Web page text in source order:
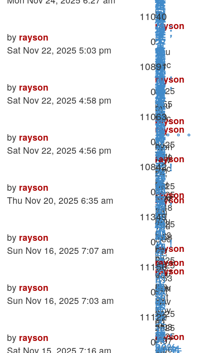
by
rayson
»
Thu
Dec
11,
2025
7:55
pm
孤
僻，
是
社
交
发
展
还
没
跟
上
by
rayson
»
Thu
Dec
11,
2025
7:53
pm
是
心
太
痛
by
rayson
»
Thu
Dec
11,
2025
7:50
pm
一
点
关
系
都
没
有
by
rayson
»
Thu
Dec
11,
2025
7:48
pm
封
信：
下
辈
子，
都
不
会
再
见
了！
by
rayson
»
Thu
Dec
11,
2025
8:57
am
别
撩
人
的
情
话
by
rayson
»
Mon
Nov
24,
2025
6:27
am
给
每
一
位
真
正
想
带
团
队
变
强
的
老
板
by
rayson
»
Sat
Nov
22,
2025
5:03
pm
11040Views
Last
post
by rayson
Sat Nov 22, 2025 5:03 pm
老
了
以
后，
才
知
道。。。
by
rayson
»
Sat
Nov
22,
2025
4:58
pm
0Replies
10891Views
Last
post
by rayson
Sat Nov 22, 2025 4:58 pm
让
夫
妻
成
为
一
辈
子
的
情
人！
by
rayson
»
Sat
Nov
22,
2025
4:56
0Replies
11063Views
Last
post
by rayson
Sat Nov 22, 2025 4:56 pm
男
女
关
系
中，
你
不
知
道
的
秘
密
by
rayson
»
0Replies
10842Views
Last
post
by rayson
Thu Nov 20, 2025 6:35 am
职
场
法
则
by
rayson
»
Sun
Nov
16,
2025
7:07
0Replies
11349Views
Last
post
by rayson
Sun Nov 16, 2025 7:07 am
中
年
男
人
的
幸
福，
90%
0Replies
11156Views
Last
post
by rayson
Sun Nov 16, 2025 7:03 am
男
女
交
往
0Replies
11122Views
Last
post
by rayson
Sat Nov 15, 2025 7:16 am
真
0Replies